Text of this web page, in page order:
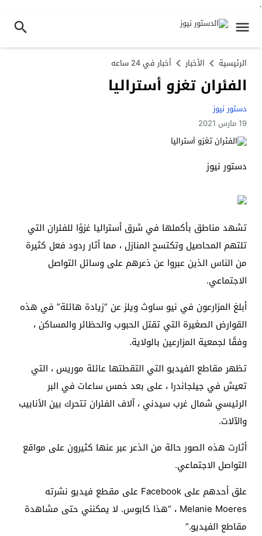
.
الرئيسية الأخبار أخبار في 24 ساعه
الفئران تغزو أستراليا
دستور نيوز
19 مارس 2021
دستور نيوز
تشهد مناطق بأكملها في شرق أستراليا غزوًا للفئران التي
تلتهم المحاصيل وتكتسح المنازل ، مما أثار ردود فعل كثيرة
من الناس الذين عبروا عن ذعرهم على وسائل التواصل
الاجتماعي.
أبلغ المزارعون في نيو ساوث ويلز عن “زيادة هائلة” في هذه
القوارض الصغيرة التي تقتل الحبوب والحظائر والمساكن ،
وفقًا لجمعية المزارعين بالولاية.
تظهر مقاطع الفيديو التي التقطتها عائلة موريس ، التي
تعيش في جيلجاندرا ، على بعد خمس ساعات في البر
الرئيسي شمال غرب سيدني ، آلاف الفئران تتحرك بين الأنابيب
والآلات.
أثارت هذه الصور حالة من الذعر عبر عنها كثيرون على مواقع
التواصل الاجتماعي.
علق أحدهم على Facebook على مقطع فيديو نشرته
Melanie Moeres ، “هذا كابوس. لا يمكنني حتى مشاهدة
مقاطع الفيديو.”